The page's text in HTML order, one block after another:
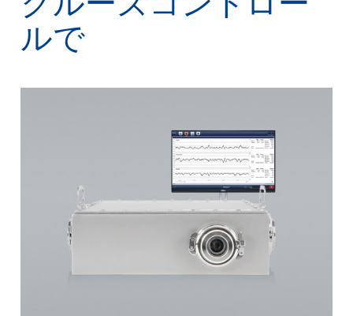
· 最終粗油の主要パラメータで素早く品質を管理する
基準試験を回避し、危険な溶媒の使用を削減します。
は、全粒粉および油糧種子の分析で最高の
精度を提供するグローバルスタンダードです。
は、サンプルの前処理なしでヒマワリや
菜種などの全種をテストできるほか、処理中の圧搾ケ
ークや食品などの固体製品の品質と一貫性をテストす
ることもできます。小型のNIRS™ DA1650
析装置は、パーム油生産などにおける、全粒、圧搾ケ
ーク、フレーク、油粕（ミール）、粗油の測定に適し
ています。さらに、専用の液体分析装置
ルで